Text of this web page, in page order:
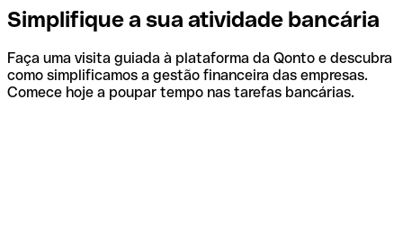
Simplifique a sua atividade bancária
Faça uma visita guiada à plataforma da Qonto e descubra
como simplificamos a gestão financeira das empresas.
Comece hoje a poupar tempo nas tarefas bancárias.